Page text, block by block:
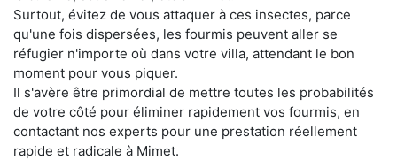
Surtout, évitez de vous attaquer à ces insectes, parce
qu'une fois dispersées, les fourmis peuvent aller se
réfugier n'importe où dans votre villa, attendant le bon
moment pour vous piquer.
Il s'avère être primordial de mettre toutes les probabilités
de votre côté pour éliminer rapidement vos fourmis, en
contactant nos experts pour une prestation réellement
rapide et radicale à Mimet.